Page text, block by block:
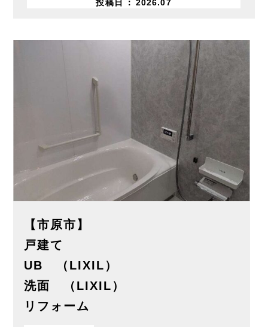
投稿日 2026.07
【市原市】
戸建て
UB （LIXIL）
洗面 （LIXIL）
リフォーム